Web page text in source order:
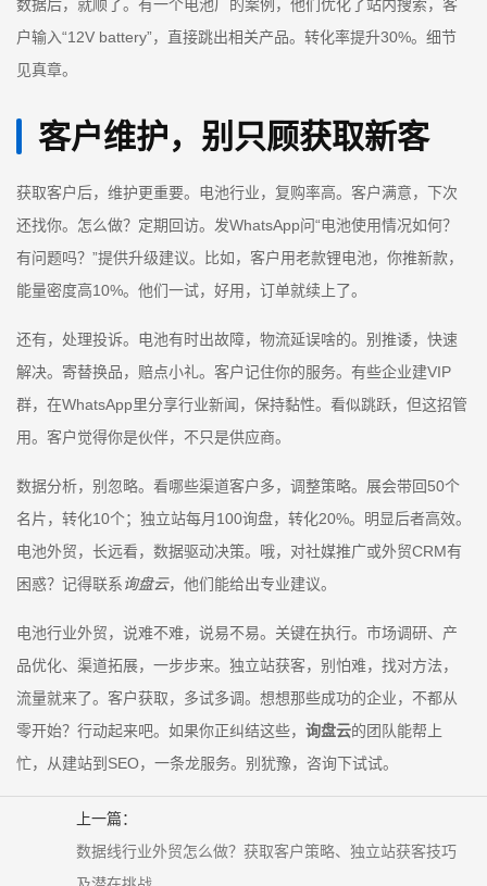
数据后，就顺了。有一个电池厂的案例，他们优化了站内搜索，客
户输入“12V battery”，直接跳出相关产品。转化率提升30%。细节
见真章。
客户维护，别只顾获取新客
获取客户后，维护更重要。电池行业，复购率高。客户满意，下次
还找你。怎么做？定期回访。发WhatsApp问“电池使用情况如何？
有问题吗？”提供升级建议。比如，客户用老款锂电池，你推新款，
能量密度高10%。他们一试，好用，订单就续上了。
还有，处理投诉。电池有时出故障，物流延误啥的。别推诿，快速
解决。寄替换品，赔点小礼。客户记住你的服务。有些企业建VIP
群，在WhatsApp里分享行业新闻，保持黏性。看似跳跃，但这招管
用。客户觉得你是伙伴，不只是供应商。
数据分析，别忽略。看哪些渠道客户多，调整策略。展会带回50个
名片，转化10个；独立站每月100询盘，转化20%。明显后者高效。
电池外贸，长远看，数据驱动决策。哦，对社媒推广或外贸CRM有
困惑？记得联系询盘云，他们能给出专业建议。
电池行业外贸，说难不难，说易不易。关键在执行。市场调研、产
品优化、渠道拓展，一步步来。独立站获客，别怕难，找对方法，
流量就来了。客户获取，多试多调。想想那些成功的企业，不都从
零开始？行动起来吧。如果你正纠结这些， 询盘云的团队能帮上
忙，从建站到SEO，一条龙服务。别犹豫，咨询下试试。
上一篇：
数据线行业外贸怎么做？获取客户策略、独立站获客技巧